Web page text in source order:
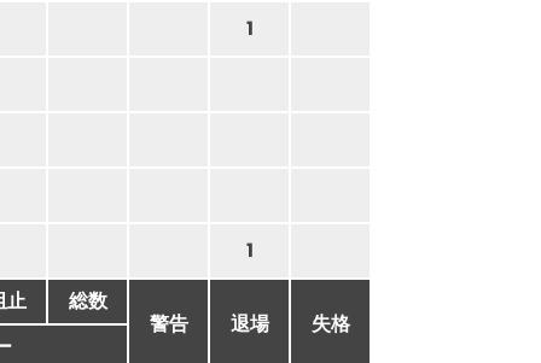
1
1
止
総数
警告
退場
失格